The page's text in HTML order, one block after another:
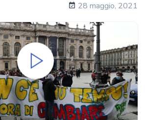
28 maggio, 2021